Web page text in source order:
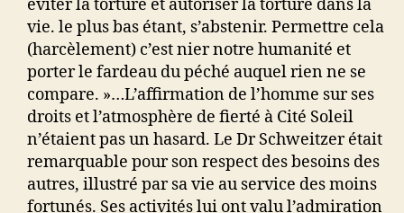
éviter la torture et autoriser la torture dans la
vie. le plus bas étant, s’abstenir. Permettre cela
(harcèlement) c’est nier notre humanité et
porter le fardeau du péché auquel rien ne se
compare. »…L’affirmation de l’homme sur ses
droits et l’atmosphère de fierté à Cité Soleil
n’étaient pas un hasard. Le Dr Schweitzer était
remarquable pour son respect des besoins des
autres, illustré par sa vie au service des moins
fortunés. Ses activités lui ont valu l’admiration